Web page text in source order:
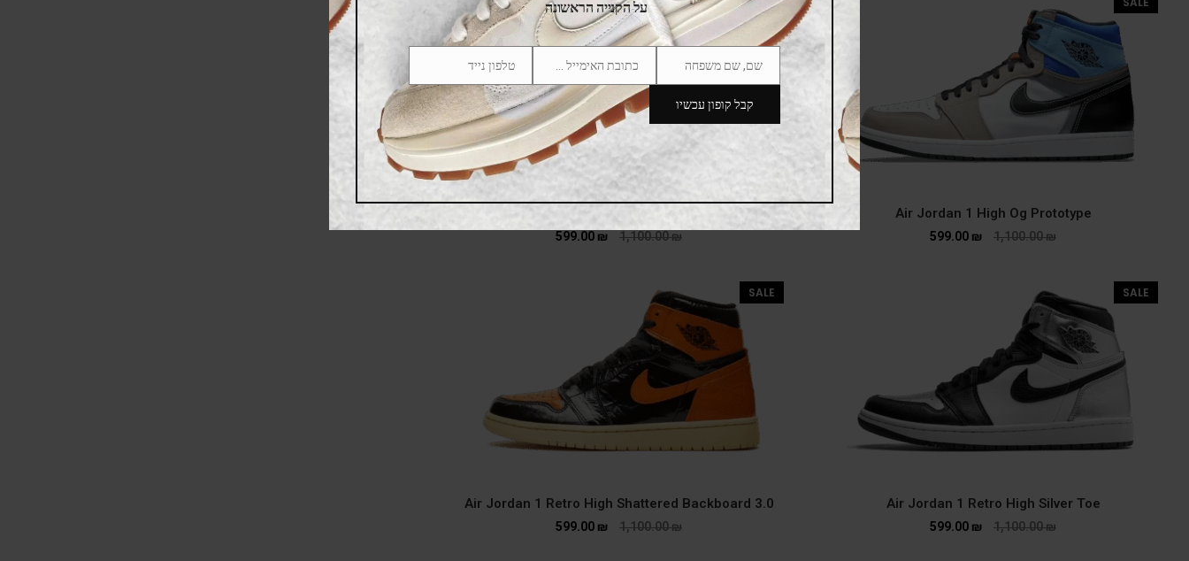
Air Jordan 1 High Og Prototype
1,100.00₪
599.00 ₪
Air Jordan 1 Retro High Zoom Black Green
1,100.00₪
599.00 ₪
SALE
Air Jordan 1 Retro High Silver Toe
1,100.00₪
599.00 ₪
SALE
Air Jordan 1 Retro High Shattered Backboard 3.0
1,100.00₪
599.00 ₪
על הקנייה הראשונה
Name
שם, שם משפחה Email
Phone
Number
טלפון נייד
קבל קופון עכשיו